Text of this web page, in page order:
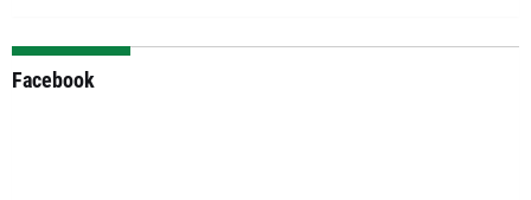
Facebook